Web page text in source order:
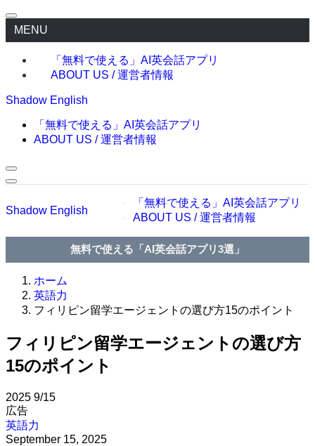
MENU
「無料で使える」AI英会話アプリ
ABOUT US / 運営者情報
Shadow English
「無料で使える」AI英会話アプリ
ABOUT US / 運営者情報
Shadow English
「無料で使える」AI英会話アプリ
ABOUT US / 運営者情報
無料で使える「AI英会話アプリ3選」
ホーム
英語力
フィリピン留学エージェントの選び方15のポイント
フィリピン留学エージェントの選び方
15のポイント
2025 9/15
広告
英語力
September 15, 2025